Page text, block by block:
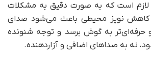
لازم است که به صورت دقیق به مشکلات
نویز محیطی باعث می‌شود صدای
به گوش برسد و توجه شنونده
نه به صداهای اضافی و آزاردهنده.